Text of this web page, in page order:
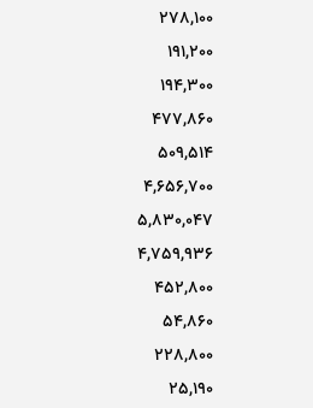
278,100
191,200
194,300
477,860
509,514
4,656,700
5,830,047
4,759,936
452,800
54,860
228,800
25,190